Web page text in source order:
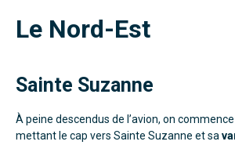
Le Nord-Est
Sainte Suzanne
À peine descendus de l’avion, on commence
mettant le cap vers Sainte Suzanne et sa